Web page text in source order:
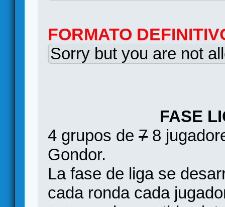
FORMATO
Sorry but you are not
FASE
4 grupos de78
Gondor.
La fase de liga se
cada ronda cada